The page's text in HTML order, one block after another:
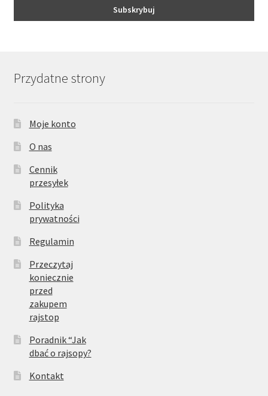
Przydatne strony
Moje konto
O nas
Cennik
przesyłek
Polityka
prywatności
Regulamin
Przeczytaj
koniecznie
przed
zakupem
rajstop
Poradnik “Jak
dbać o rajsopy?
Kontakt